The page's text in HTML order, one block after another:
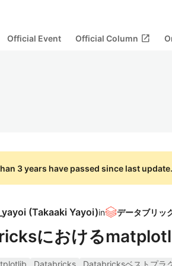
Official Event Official Column open_in_new
3 years have passed since last update.
(Takaaki Yayoi)in
における
Databricks
Databricksベストプラ